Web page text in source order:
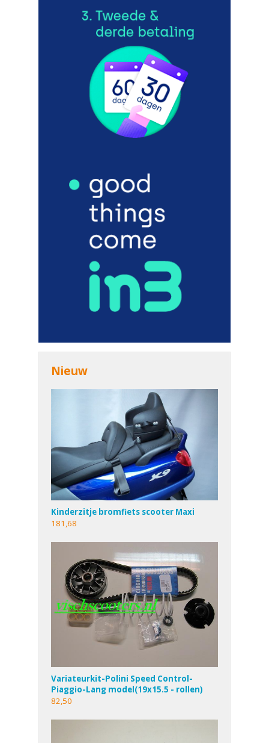
Nieuw
Kinderzitje bromfiets scooter Maxi
181,68
Variateurkit-Polini Speed Control-
Piaggio-Lang model(19x15.5 - rollen)
82,50